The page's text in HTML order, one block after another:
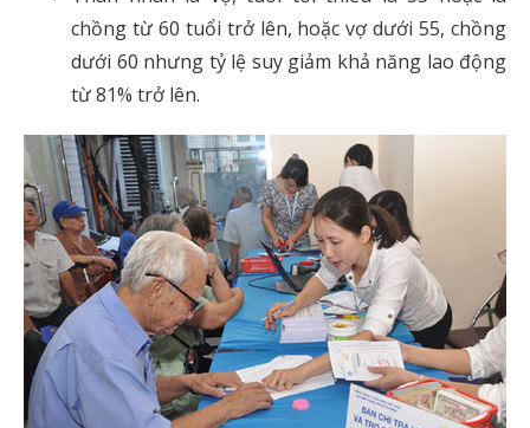
chồng từ 60 tuổi trở lên, hoặc vợ dưới 55, chồng
dưới 60 nhưng tỷ lệ suy giảm khả năng lao động
từ 81% trở lên.